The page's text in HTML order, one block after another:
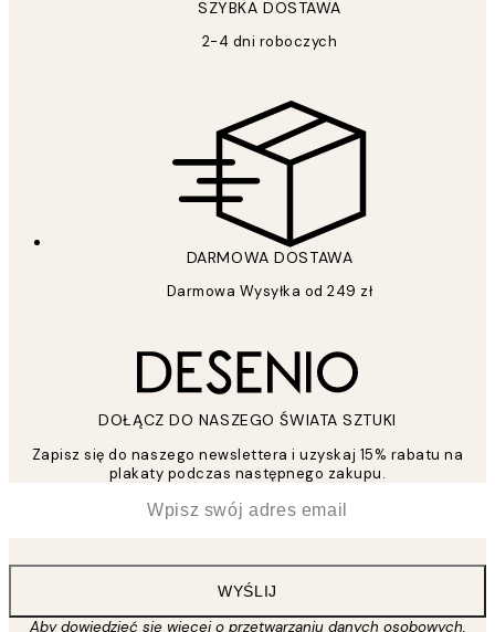
SZYBKA DOSTAWA
2-4 dni roboczych
DARMOWA DOSTAWA
Darmowa Wysyłka od 249 zł
DOŁĄCZ DO NASZEGO ŚWIATA SZTUKI
Zapisz się do naszego newslettera i uzyskaj 15% rabatu na
plakaty podczas następnego zakupu.
WYŚLIJ
Aby dowiedzieć się więcej o przetwarzaniu danych osobowych,